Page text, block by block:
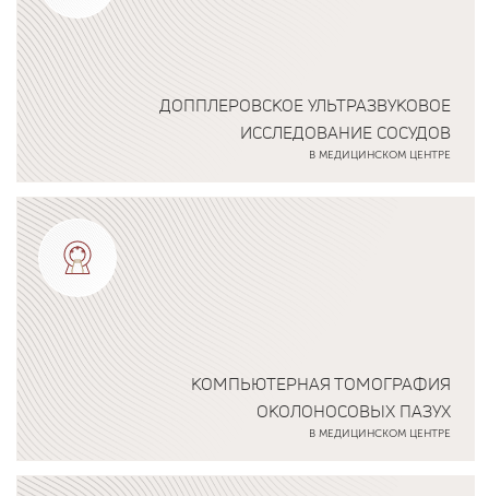
ДОППЛЕРОВСКОЕ УЛЬТРАЗВУКОВОЕ
ИССЛЕДОВАНИЕ СОСУДОВ
В МЕДИЦИНСКОМ ЦЕНТРЕ
Подробнее о программе
КОМПЬЮТЕРНАЯ ТОМОГРАФИЯ
ОКОЛОНОСОВЫХ ПАЗУХ
В МЕДИЦИНСКОМ ЦЕНТРЕ
Подробнее о программе